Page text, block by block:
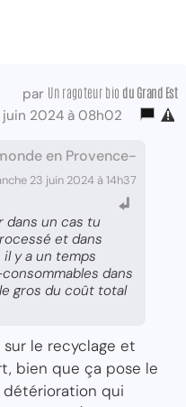
par Un ragoteur bio du Grand Est
juin 2024 à 08h02
en Provence-
23 juin 2024 à 14h37
dans un cas tu
et dans
y a un temps
dans
gros du coût total
le recyclage et
bien que ça pose le
qui